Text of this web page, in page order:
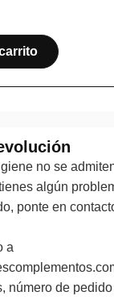
no se
algún
ponte en
a
número de